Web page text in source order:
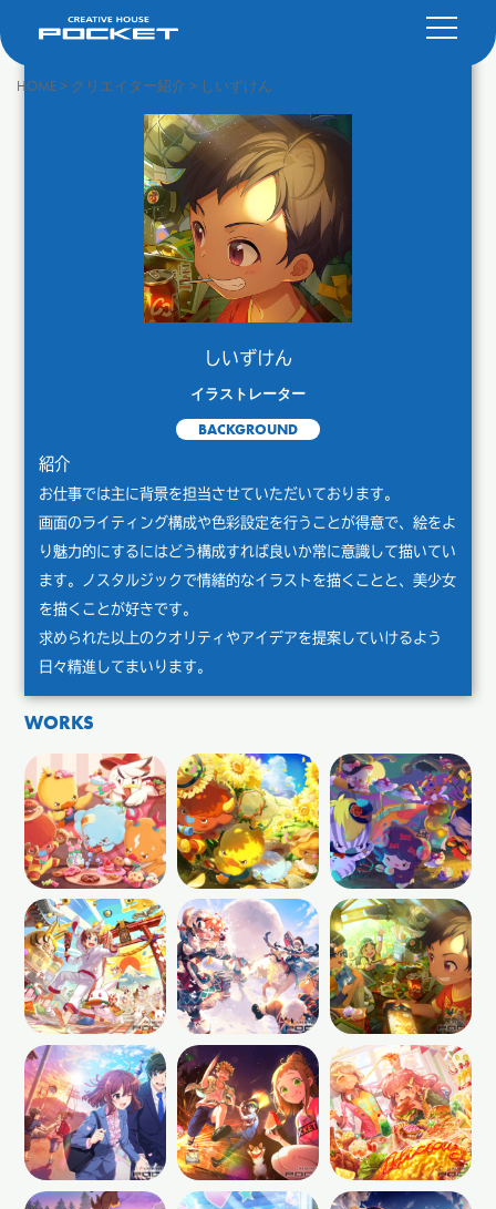
HOME> クリエイター紹介 > しいずけん
しいずけん
イラストレーター
BACKGROUND
紹介
お仕事では主に背景を担当させていただいております。
画面のライティング構成や色彩設定を行うことが得意で、絵をよ
り魅力的にするにはどう構成すれば良いか常に意識して描いてい
ます。ノスタルジックで情緒的なイラストを描くことと、美少女
を描くことが好きです。
求められた以上のクオリティやアイデアを提案していけるよう
日々精進してまいります。
WORKS